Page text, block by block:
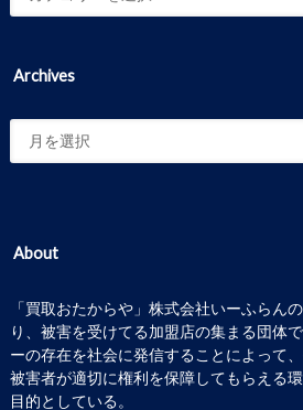
Archives
About
「買取おたからや」株式会社いーふらん
り、被害を受けてる加盟店の集まる団体
ーの存在を社会に発信することによって
被害者が適切に権利を保障してもらえる
目的としている。